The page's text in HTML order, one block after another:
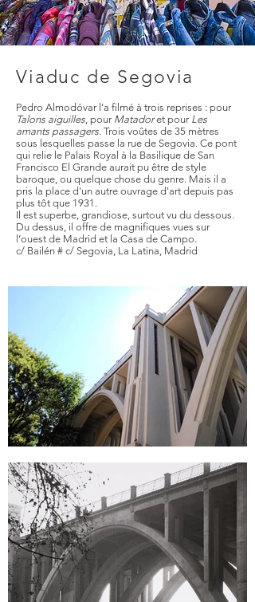
Viaduc de Segovia
Pedro Almodóvar l'a filmé à trois reprises : pour
Talons aiguilles, pour Matadoret pour Les
amants passagers. Trois voûtes de 35 mètres
sous lesquelles passe la rue de Segovia. Ce pont
qui relie le Palais Royal à la Basilique de San
Francisco El Grande aurait pu être de style
baroque, ou quelque chose du genre. Mais il a
pris la place d'un autre ouvrage d'art depuis pas
plus tôt que 1931.
Il est superbe, grandiose, surtout vu du dessous.
Du dessus, il offre de magnifiques vues sur
l’ouest de Madrid et la Casa de Campo.​
c/ Bailén # c/ Segovia, La Latina, Madrid